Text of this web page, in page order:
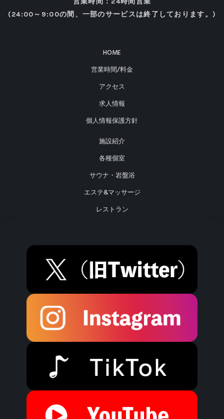
(24:00～9:00の間、一部のサービスは終了しております。)
HOME
営業時間/料金
アクセス
求人情報
個人情報保護方針
施設紹介
各種個室
サウナ・岩盤浴
エステ&マッサージ
レストラン